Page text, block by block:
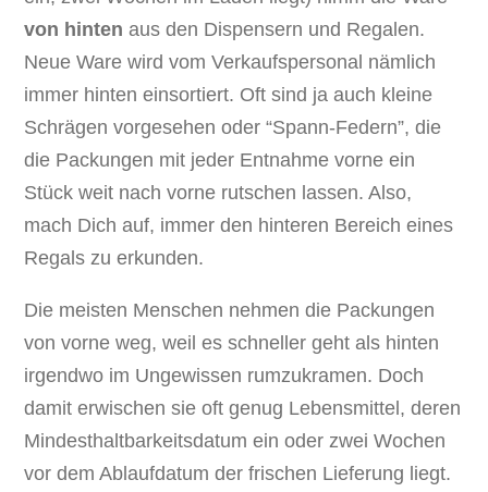
von hinten aus den Dispensern und Regalen.
Neue Ware wird vom Verkaufspersonal nämlich
immer hinten einsortiert. Oft sind ja auch kleine
Schrägen vorgesehen oder “Spann-Federn”, die
die Packungen mit jeder Entnahme vorne ein
Stück weit nach vorne rutschen lassen. Also,
mach Dich auf, immer den hinteren Bereich eines
Regals zu erkunden.
Die meisten Menschen nehmen die Packungen
von vorne weg, weil es schneller geht als hinten
irgendwo im Ungewissen rumzukramen. Doch
damit erwischen sie oft genug Lebensmittel, deren
Mindesthaltbarkeitsdatum ein oder zwei Wochen
vor dem Ablaufdatum der frischen Lieferung liegt.